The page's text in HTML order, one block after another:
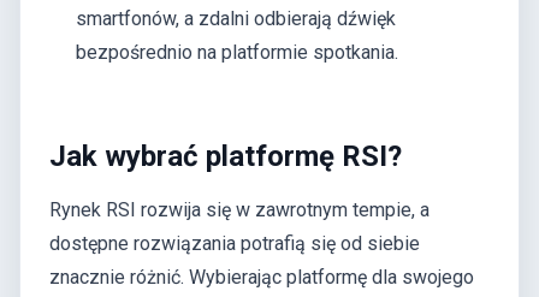
smartfonów, a zdalni odbierają dźwięk
bezpośrednio na platformie spotkania.
Jak wybrać platformę RSI?
Rynek RSI rozwija się w zawrotnym tempie, a
dostępne rozwiązania potrafią się od siebie
znacznie różnić. Wybierając platformę dla swojego